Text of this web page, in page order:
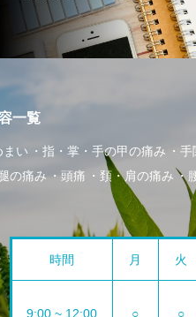
一覧
まい 指・掌・手の甲の痛み
手
の痛み 頭痛 頚・肩の痛み
時間 月 火
9:00 ~ 12:00 ○ ○